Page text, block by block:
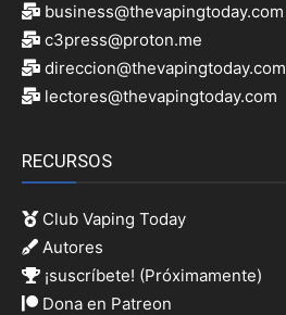
business@thevapingtoday.com
c3press@proton.me
direccion@thevapingtoday.com
lectores@thevapingtoday.com
RECURSOS
Club Vaping Today
Autores
¡suscríbete! (Próximamente)
Dona en Patreon